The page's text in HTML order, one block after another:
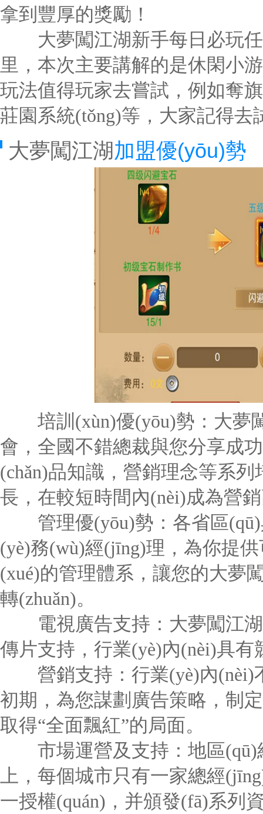
拿到豐厚的獎勵！
大夢闖江湖新手每日必玩任
里，本次主要講解的是休閑小
玩法值得玩家去嘗試，例如奪
莊園系統(tǒng)等，大家記得去
大夢闖江湖加盟優(yōu)勢
培訓(xùn)優(yōu)勢：大夢
會，全國不錯總裁與您分享成
(chǎn)品知識，營銷理念等系
長，在較短時間內(nèi)成為營
管理優(yōu)勢：各省區(qū)
(yè)務(wù)經(jīng)理，為你提
(xué)的管理體系，讓您的大夢
轉(zhuǎn)。
電視廣告支持：大夢闖江湖
傳片支持，行業(yè)內(nèi)具
營銷支持：行業(yè)內(nèi)
初期，為您謀劃廣告策略，制
取得“全面飄紅”的局面。
市場運營及支持：地區(qū)
上，每個城市只有一家總經
一授權(quán)，并頒發(fā)系列